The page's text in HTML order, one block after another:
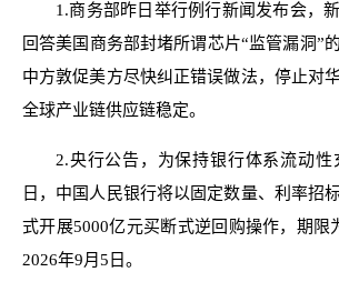
1.商务部昨日举行例行新闻发布会，
回答美国商务部封堵所谓芯片“监管漏洞”
中方敦促美方尽快纠正错误做法，停止对
全球产业链供应链稳定。
2.央行公告，为保持银行体系流动性
日，中国人民银行将以固定数量、利率招
式开展5000亿元买断式逆回购操作，期限
2026年9月5日。